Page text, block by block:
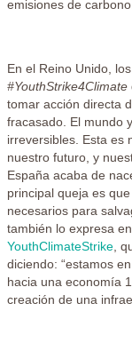
emisiones de carbono.
En el Reino Unido,
#YouthStrike4Climate
tomar acción directa
fracasado. El mundo
irreversibles. Esta es
nuestro futuro, y
España acaba de
principal queja es
necesarios para
también lo expresa
YouthClimateStrike ,
diciendo: “estamos
hacia una economía
creación de una